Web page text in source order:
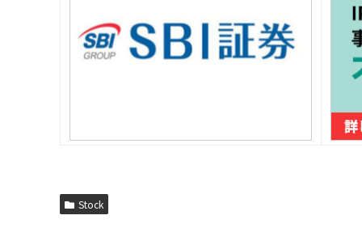
Stock